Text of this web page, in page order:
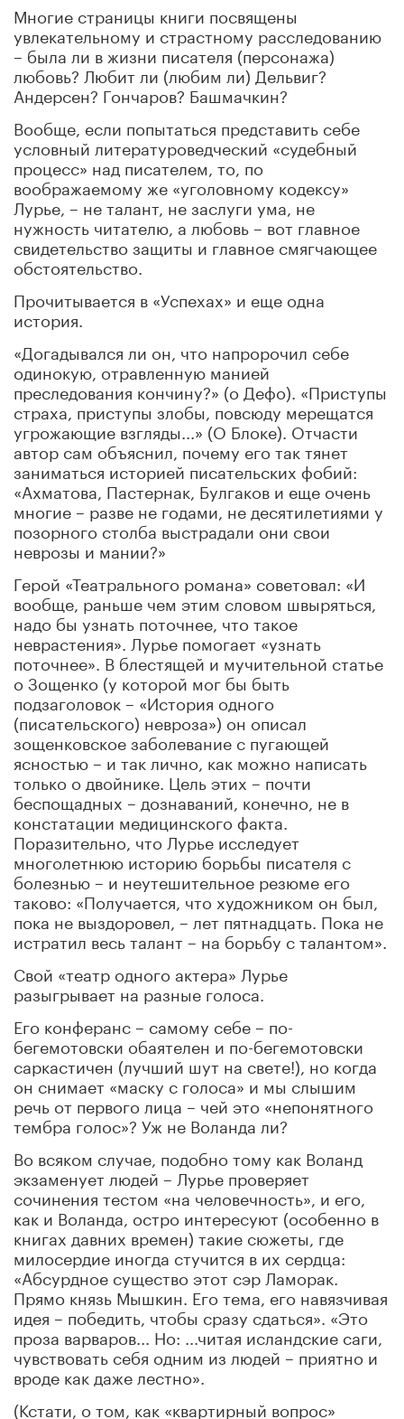
Многие страницы книги посвящены
увлекательному и страстному расследованию
– была ли в жизни писателя (персонажа)
любовь? Любит ли (любим ли) Дельвиг?
Андерсен? Гончаров? Башмачкин?
Вообще, если попытаться представить себе
условный литературоведческий «судебный
процесс» над писателем, то, по
воображаемому же «уголовному кодексу»
Лурье, – не талант, не заслуги ума, не
нужность читателю, а любовь – вот главное
свидетельство защиты и главное смягчающее
обстоятельство.
Прочитывается в «Успехах» и еще одна
история.
«Догадывался ли он, что напророчил себе
одинокую, отравленную манией
преследования кончину?» (о Дефо). «Приступы
страха, приступы злобы, повсюду мерещатся
угрожающие взгляды...» (О Блоке). Отчасти
автор сам объяснил, почему его так тянет
заниматься историей писательских фобий:
«Ахматова, Пастернак, Булгаков и еще очень
многие – разве не годами, не десятилетиями у
позорного столба выстрадали они свои
неврозы и мании?»
Герой «Театрального романа» советовал: «И
вообще, раньше чем этим словом швыряться,
надо бы узнать поточнее, что такое
неврастения». Лурье помогает «узнать
поточнее». В блестящей и мучительной статье
о Зощенко (у которой мог бы быть
подзаголовок – «История одного
(писательского) невроза») он описал
зощенковское заболевание с пугающей
ясностью – и так лично, как можно написать
только о двойнике. Цель этих – почти
беспощадных – дознаваний, конечно, не в
констатации медицинского факта.
Поразительно, что Лурье исследует
многолетнюю историю борьбы писателя с
болезнью – и неутешительное резюме его
таково: «Получается, что художником он был,
пока не выздоровел, – лет пятнадцать. Пока не
истратил весь талант – на борьбу с талантом».
Свой «театр одного актера» Лурье
разыгрывает на разные голоса.
Его конферанс – самому себе – по-
бегемотовски обаятелен и по-бегемотовски
саркастичен (лучший шут на свете!), но когда
он снимает «маску с голоса» и мы слышим
речь от первого лица – чей это «непонятного
тембра голос»? Уж не Воланда ли?
Во всяком случае, подобно тому как Воланд
экзаменует людей – Лурье проверяет
сочинения тестом «на человечность», и его,
как и Воланда, остро интересуют (особенно в
книгах давних времен) такие сюжеты, где
милосердие иногда стучится в их сердца:
«Абсурдное существо этот сэр Ламорак.
Прямо князь Мышкин. Его тема, его навязчивая
идея – победить, чтобы сразу сдаться». «Это
проза варваров... Но: ...читая исландские саги,
чувствовать себя одним из людей – приятно и
вроде как даже лестно».
(Кстати, о том, как «квартирный вопрос»